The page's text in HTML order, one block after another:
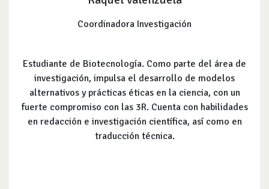
Coordinadora Investigación
Estudiante de Biotecnología. Como parte del área de
investigación, impulsa el desarrollo de modelos
alternativos y prácticas éticas en la ciencia, con un
fuerte compromiso con las 3R. Cuenta con habilidades
en redacción e investigación científica, así como en
traducción técnica.